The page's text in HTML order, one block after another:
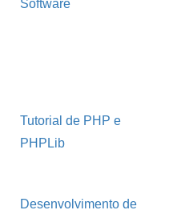
Software
Tutorial de PHP e
PHPLib
Desenvolvimento de